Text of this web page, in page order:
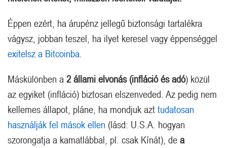
Éppen ezért, ha árupénz jellegű biztonsági tartalékra
vágysz, jobban teszel, ha ilyet keresel vagy éppenséggel
exitelsz a Bitcoinba
Máskülönben a 2 állami elvonás (infláció és adó) közül
az egyiket (infláció) biztosan elszenveded. Az pedig nem
kellemes állapot, pláne, ha mondjuk azt tudatosan
használják fel mások ellen (lásd: U.S.A. hogyan
szorongatja a kamatlábbal, pl. csak Kínát), de a